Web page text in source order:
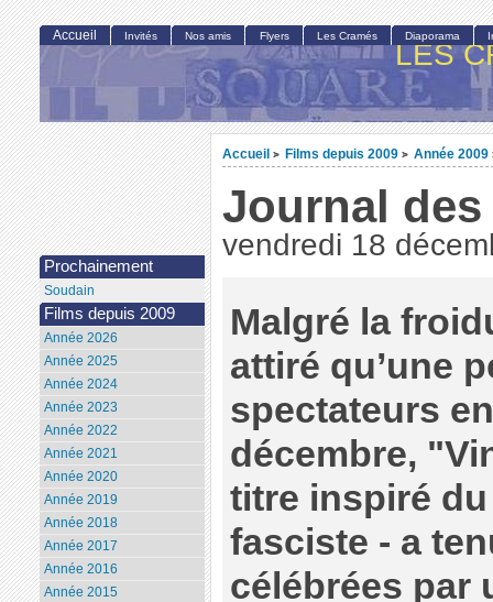
LES
Accueil > Films depuis 2009 > Année 2009
Journal
vendredi 18
Malgré la
attiré qu’une
spectateurs
décembre,
titre inspiré
fasciste - a
célébrées par
Accueil Invités Nos amis Flyers Les Cramés Diaporama
Prochainement
Soudain
Films depuis 2009
Année 2026
Année 2025
Année 2024
Année 2023
Année 2022
Année 2021
Année 2020
Année 2019
Année 2018
Année 2017
Année 2016
Année 2015